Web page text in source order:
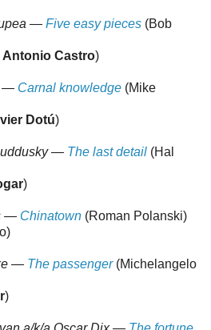
— Five easy pieces (Bob
Antonio Castro)
Carnal knowledge (Mike
Dotú)
— The last detail (Hal
)
— Chinatown (Roman Polanski)
— The passenger(Michelangelo
)